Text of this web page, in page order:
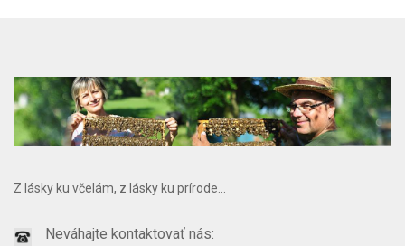
Z lásky ku včelám, z lásky ku prírode...
Neváhajte kontaktovať nás: